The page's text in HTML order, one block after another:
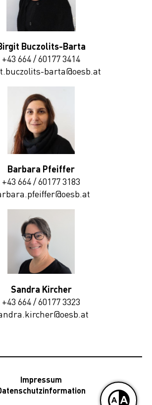
Buczolits-Barta
+43 664 / 60177 3414
barta@oesb.at
Barbara Pfeiffer
+43 664 / 60177 3183
Sandra Kircher
+43 664 / 60177 3323
Impressum